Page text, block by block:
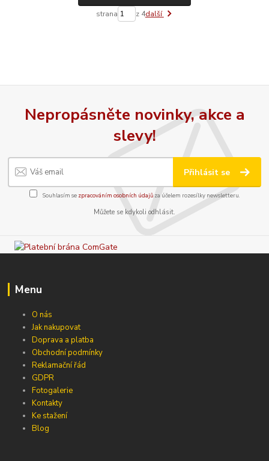
strana z 4další
Nepropásněte novinky, akce a
slevy!
Přihlásit se
Souhlasím se zpracováním osobních údajůza účelem rozesílky newsletteru.
Můžete se kdykoli odhlásit.
Menu
O nás
Jak nakupovat
Doprava a platba
Obchodní podmínky
Reklamační řád
GDPR
Fotogalerie
Kontakty
Ke stažení
Blog